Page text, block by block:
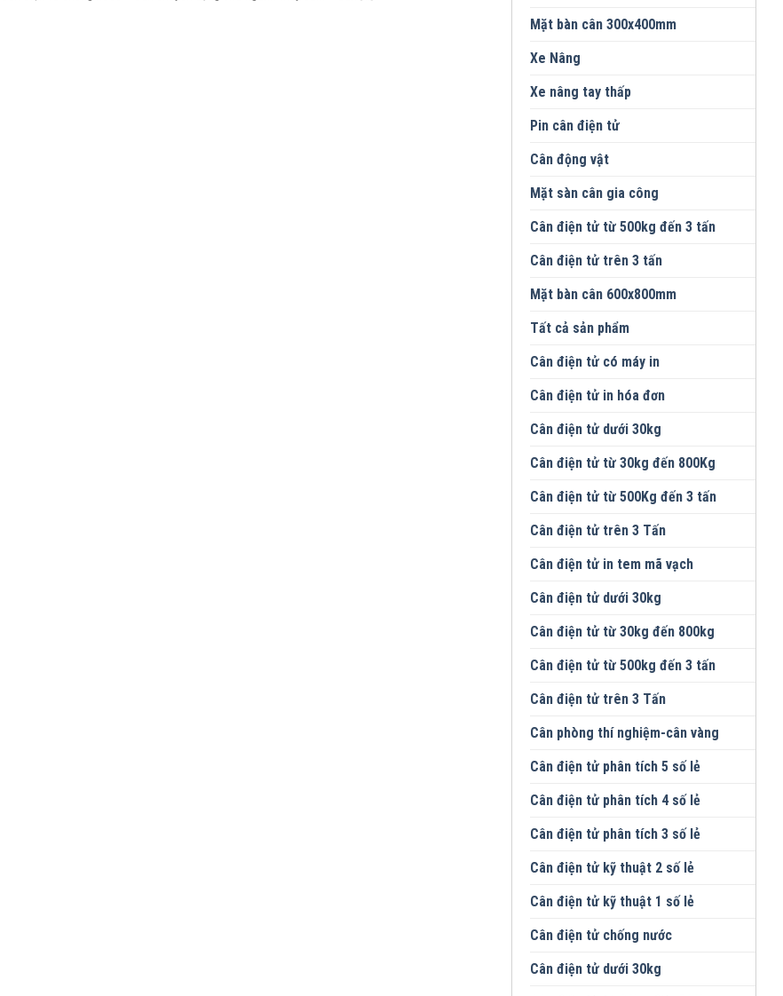
Mặt bàn cân 300x400mm
Xe Nâng
Xe nâng tay thấp
Pin cân điện tử
Cân động vật
Mặt sàn cân gia công
Cân điện tử từ 500kg đến 3 tấn
Cân điện tử trên 3 tấn
Mặt bàn cân 600x800mm
Tất cả sản phẩm
Cân điện tử có máy in
Cân điện tử in hóa đơn
Cân điện tử dưới 30kg
Cân điện tử từ 30kg đến 800Kg
Cân điện tử từ 500Kg đến 3 tấn
Cân điện tử trên 3 Tấn
Cân điện tử in tem mã vạch
Cân điện tử dưới 30kg
Cân điện tử từ 30kg đến 800kg
Cân điện tử từ 500kg đến 3 tấn
Cân điện tử trên 3 Tấn
Cân phòng thí nghiệm-cân vàng
Cân điện tử phân tích 5 số lẻ
Cân điện tử phân tích 4 số lẻ
Cân điện tử phân tích 3 số lẻ
Cân điện tử kỹ thuật 2 số lẻ
Cân điện tử kỹ thuật 1 số lẻ
Cân điện tử chống nước
Cân điện tử dưới 30kg